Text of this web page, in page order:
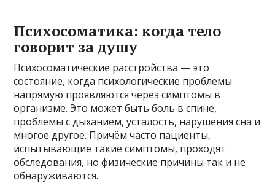
Психосоматика: когда тело
говорит за душу
Психосоматические расстройства — это
состояние, когда психологические проблемы
напрямую проявляются через симптомы в
организме. Это может быть боль в спине,
проблемы с дыханием, усталость, нарушения сна и
многое другое. Причём часто пациенты,
испытывающие такие симптомы, проходят
обследования, но физические причины так и не
обнаруживаются.